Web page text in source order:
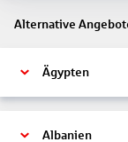
Alternative
Ägypten
Albanien